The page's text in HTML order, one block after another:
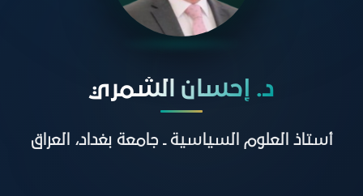
د. إحسان الشمري
أستاذ العلوم السياسية ـ جامعة بغداد، العراق